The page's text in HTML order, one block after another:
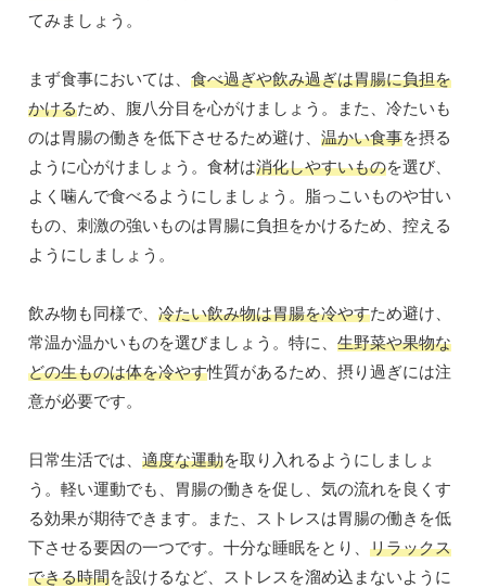
てみましょう。
まず食事においては、 食べ過ぎや飲み過ぎは胃腸に負担を
かけるため、腹八分目を心がけましょう。また、冷たいも
のは胃腸の働きを低下させるため避け、 温かい食事を摂る
ように心がけましょう。食材は消化しやすいものを選び、
よく噛んで食べるようにしましょう。脂っこいものや甘い
もの、刺激の強いものは胃腸に負担をかけるため、控える
ようにしましょう。
飲み物も同様で、 冷たい飲み物は胃腸を冷やすため避け、
常温か温かいものを選びましょう。特に、 生野菜や果物な
どの生ものは体を冷やす性質があるため、摂り過ぎには注
意が必要です。
日常生活では、 適度な運動を取り入れるようにしましょ
う。軽い運動でも、胃腸の働きを促し、気の流れを良くす
る効果が期待できます。また、ストレスは胃腸の働きを低
下させる要因の一つです。十分な睡眠をとり、 リラックス
できる時間を設けるなど、ストレスを溜め込まないように